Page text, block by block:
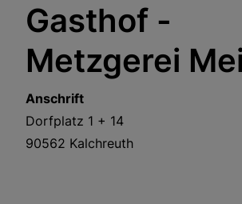
Gasthof -
Metzgerei
Anschrift
Dorfplatz 1 + 14
90562 Kalchreuth